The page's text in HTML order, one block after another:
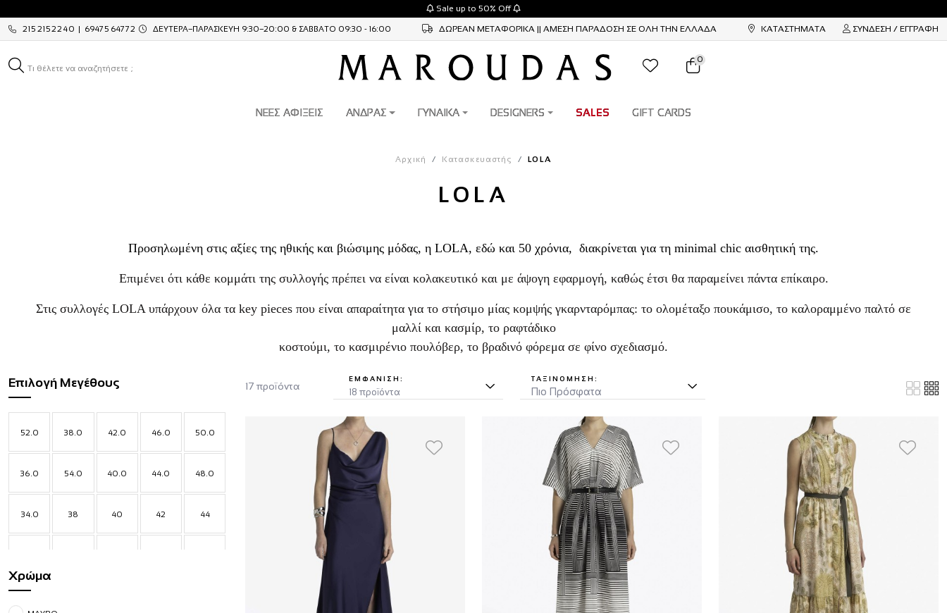
Sale up to 50% Off
2152152240 | 6947564772 ΔΕΥΤΕΡΑ–ΠΑΡΑΣΚΕΥΗ 9:30–20:00 & ΣΑΒΒΑΤΟ 09:30 - 16:00 ΔΩΡΕAΝ ΜΕΤΑΦΟΡΙΚA || ΑΜΕΣΗ ΠΑΡΑΔΟΣΗ ΣΕ ΟΛΗ ΤΗΝ ΕΛΛΑΔΑ ΚΑΤΑΣΤΗΜΑΤΑ ΣΥΝΔΕΣΗ / ΕΓΓΡΑΦΗ
Τι θέλετε να αναζητήσετε ;
0
ΝΕΕΣ ΑΦΙΞΕΙΣ ΑΝΔΡΑΣ ΓΥΝΑΙΚΑ DESIGNERS SALES GIFT CARDS
Αρχική Κατασκευαστής LOLA
LOLA
Προσηλωμένη στις αξίες της ηθικής και βιώσιμης μόδας, η LOLA, εδώ και 50 χρόνια, διακρίνεται για τη minimal chic αισθητική της.
Επιμένει ότι κάθε κομμάτι της συλλογής πρέπει να είναι κολακευτικό και με άψογη εφαρμογή, καθώς έτσι θα παραμείνει πάντα επίκαιρο.
Στις συλλογές LOLA υπάρχουν όλα τα key pieces που είναι απαραίτητα για το στήσιμο μίας κομψής γκαρνταρόμπας: το ολομέταξο πουκάμισο, το καλοραμμένο παλτό σε
μαλλί και κασμίρ, το ραφτάδικο
κοστούμι, το κασμιρένιο πουλόβερ, το βραδινό φόρεμα σε φίνο σχεδιασμό.
Επιλογή Μεγέθους
52.0 38.0 42.0 46.0 50.0
36.0 54.0 40.0 44.0 48.0
34.0 38 40 42 44
Χρώμα
17 προϊόντα
ΕΜΦΆΝΙΣΗ: ΤΑΞΙΝΌΜΗΣΗ: